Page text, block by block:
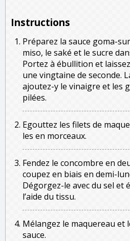
Instructions
Préparez la sauce goma-
miso, le saké et le sucre
Portez à ébullition et
une vingtaine de seconde.
ajoutez-y le vinaigre et les
pilées.
Egouttez les filets de
les en morceaux.
Fendez le concombre en
coupez en biais en demi-
Dégorgez-le avec du sel et
l’aide du tissu.
Mélangez le maquereau et
sauce.